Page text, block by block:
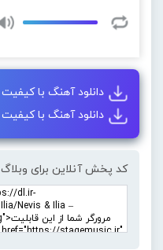
دانلود آهنگ با کیفیت 128
دانلود آهنگ با کیفیت 320
کد پخش آنلاین برای وبلاگ